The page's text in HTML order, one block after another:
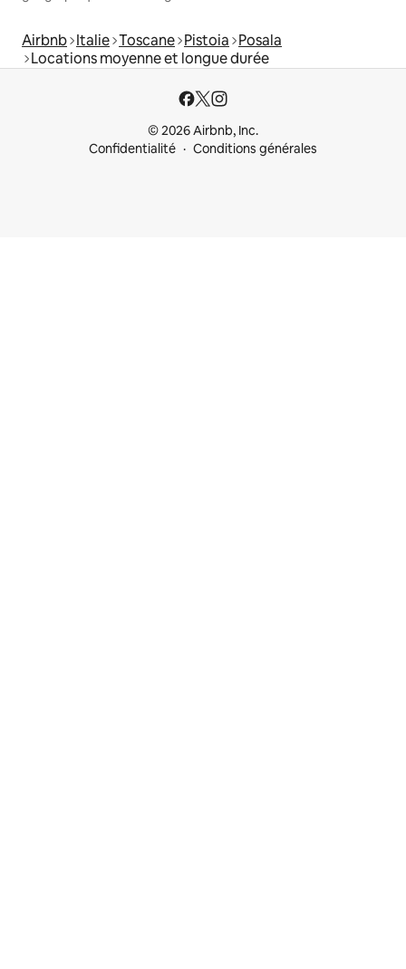
Airbnb Italie Toscane Pistoia Posala
Locations moyenne et longue durée
© 2026 Airbnb, Inc.
Confidentialité
Conditions générales